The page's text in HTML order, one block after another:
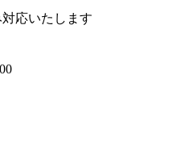
応いたします